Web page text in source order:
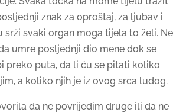
znak za oproštaj, za ljubav i
srži svaki organ moga tijela to želi. Ne
umre posljednji dio mene dok se
preko puta, da li ću se pitati koliko
a koliko njih je iz ovog srca ludog.
da ne povrijedim druge ili da ne